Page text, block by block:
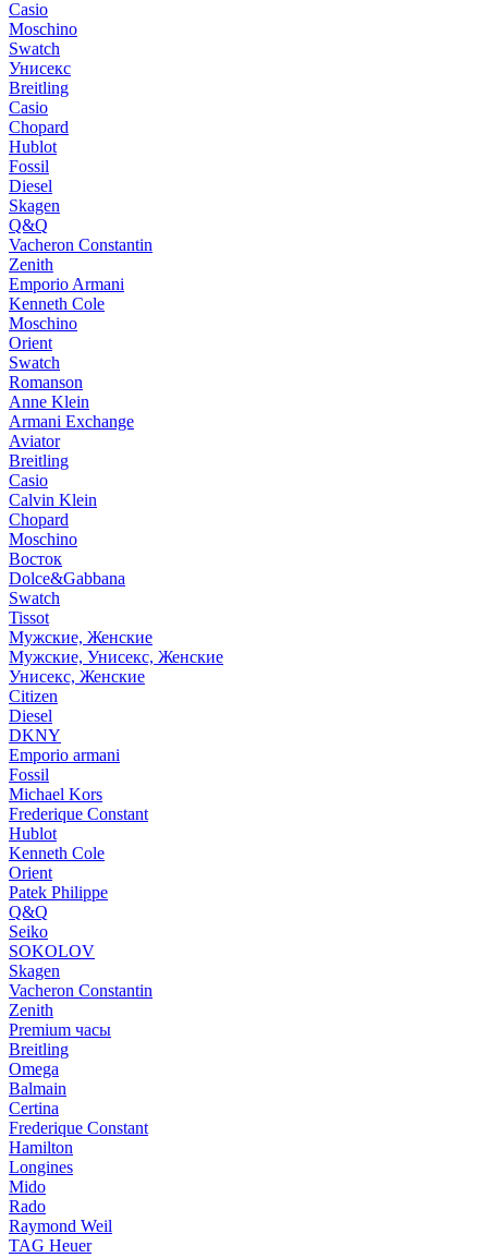
Casio
Moschino
Swatch
Унисекс
Breitling
Casio
Chopard
Hublot
Fossil
Diesel
Skagen
Q&Q
Vacheron Constantin
Zenith
Emporio Armani
Kenneth Cole
Moschino
Orient
Swatch
Romanson
Anne Klein
Armani Exchange
Aviator
Breitling
Casio
Calvin Klein
Chopard
Moschino
Восток
Dolce&Gabbana
Swatch
Tissot
Мужские, Женские
Мужские, Унисекс, Женские
Унисекс, Женские
Citizen
Diesel
DKNY
Emporio armani
Fossil
Michael Kors
Frederique Constant
Hublot
Kenneth Cole
Orient
Patek Philippe
Q&Q
Seiko
SOKOLOV
Skagen
Vacheron Constantin
Zenith
Premium часы
Breitling
Omega
Balmain
Certina
Frederique Constant
Hamilton
Longines
Mido
Rado
Raymond Weil
TAG Heuer